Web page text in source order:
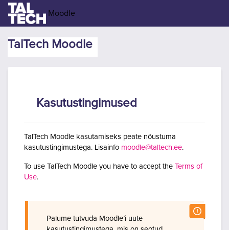
Jäta vahele peasisuni
Moodle
TalTech Moodle
Kasutustingimused
TalTech Moodle kasutamiseks peate nõustuma
kasutustingimustega. Lisainfo moodle@taltech.ee.
To use TalTech Moodle you have to accept the Terms of
Use.
Palume tutvuda Moodle’i uute